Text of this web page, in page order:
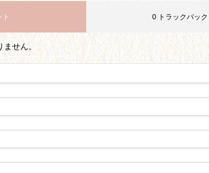
ト 0 トラックバック
ません。